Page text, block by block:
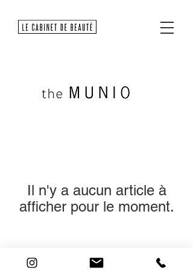
Il n'y a aucun article à
afficher pour le moment.
19 Rue Adrien Lachenal